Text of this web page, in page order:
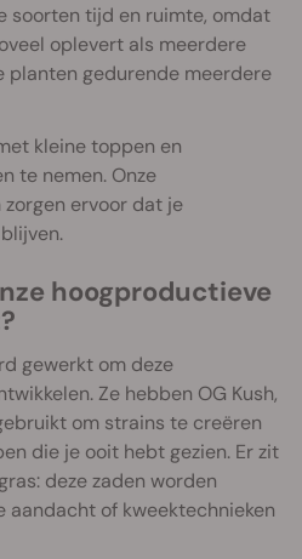
soorten tijd en ruimte, omdat
oplevert als meerdere
planten gedurende meerdere
kleine toppen en
te nemen. Onze
ervoor dat je
hoogproductieve
gewerkt om deze
Ze hebben OG Kush,
om strains te creëren
die je ooit hebt gezien. Er zit
deze zaden worden
aandacht of kweektechnieken